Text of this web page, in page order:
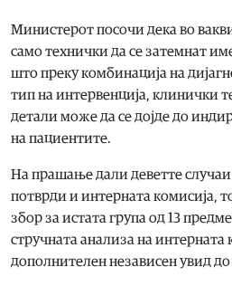
Министерот посочи дека во
само технички да се затемнат
што преку комбинација на
тип на интервенција, клинички
детали може да се дојде до
на пациентите.
На прашање дали деветте
потврди и интерната комисија,
збор за истата група од 13
стручната анализа на интерната
дополнителен независен увид до